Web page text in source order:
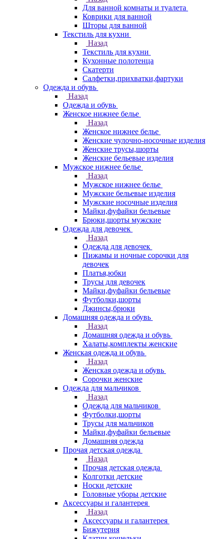
Для ванной комнаты и туалета
Коврики для ванной
Шторы для ванной
Текстиль для кухни
Назад
Текстиль для кухни
Кухонные полотенца
Скатерти
Салфетки,прихватки,фартуки
Одежда и обувь
Назад
Одежда и обувь
Женское нижнее белье
Назад
Женское нижнее белье
Женские чулочно-носочные изделия
Женские трусы,шорты
Женские бельевые изделия
Мужское нижнее белье
Назад
Мужское нижнее белье
Мужские бельевые изделия
Мужские носочные изделия
Майки,фуфайки бельевые
Брюки,шорты мужские
Одежда для девочек
Назад
Одежда для девочек
Пижамы и ночные сорочки для
девочек
Платья,юбки
Трусы для девочек
Майки,фуфайки бельевые
Футболки,шорты
Джинсы,брюки
Домашняя одежда и обувь
Назад
Домашняя одежда и обувь
Халаты,комплекты женские
Женская одежда и обувь
Назад
Женская одежда и обувь
Сорочки женские
Одежда для мальчиков
Назад
Одежда для мальчиков
Футболки,шорты
Трусы для мальчиков
Майки,фуфайки бельевые
Домашняя одежда
Прочая детская одежда
Назад
Прочая детская одежда
Колготки детские
Носки детские
Головные уборы детские
Аксессуары и галантерея
Назад
Аксессуары и галантерея
Бижутерия